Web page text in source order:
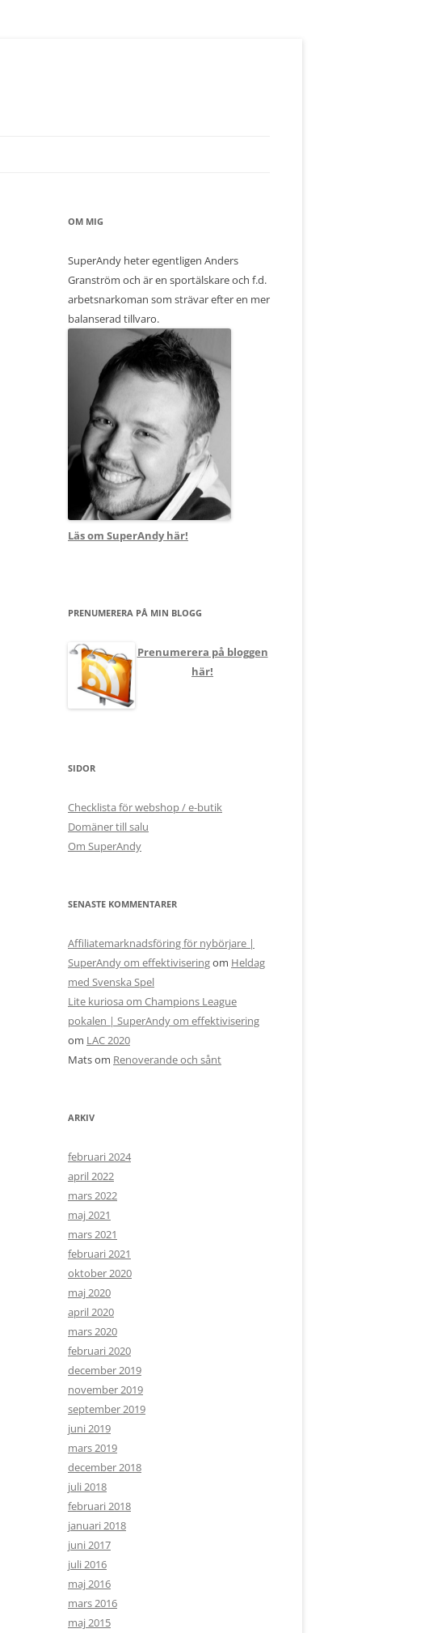
OM MIG
SuperAndy heter egentligen Anders
Granström och är en sportälskare och f.d.
arbetsnarkoman som strävar efter en mer
balanserad tillvaro.
Läs om SuperAndy här!
PRENUMERERA PÅ MIN BLOGG
Prenumerera på bloggen
här!
SIDOR
Checklista för webshop / e-butik
Domäner till salu
Om SuperAndy
SENASTE KOMMENTARER
Affiliatemarknadsföring för nybörjare |
SuperAndy om effektiviseringom Heldag
med Svenska Spel
Lite kuriosa om Champions League
pokalen | SuperAndy om effektivisering
om LAC 2020
Matsom Renoverande och sånt
ARKIV
februari 2024
april 2022
mars 2022
maj 2021
mars 2021
februari 2021
oktober 2020
maj 2020
april 2020
mars 2020
februari 2020
december 2019
november 2019
september 2019
juni 2019
mars 2019
december 2018
juli 2018
februari 2018
januari 2018
juni 2017
juli 2016
maj 2016
mars 2016
maj 2015